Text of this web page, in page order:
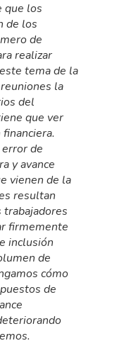
que los
de los
de
realizar
tema de la
la
del
que ver
de
y avance
vienen de la
resultan
firmemente
inclusión
de
cómo
de